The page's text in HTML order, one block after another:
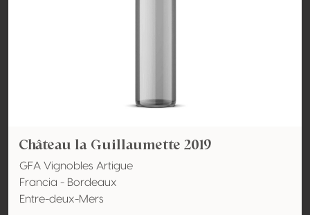
Château la Guillaumette 2019
GFA Vignobles Artigue
Francia - Bordeaux
Entre-deux-Mers